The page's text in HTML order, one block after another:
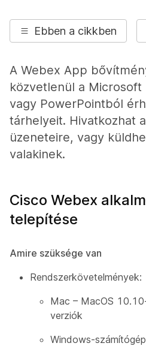
Ebben a cikkben
A Webex App
közvetlenül a
vagy PowerPointból
tárhelyeit. Hivatkozhat
üzeneteire, vagy
valakinek.
Cisco Webex
telepítése
Amire szüksége van
Rendszerkövetelmények:
Mac – MacOS
verziók
Windows-